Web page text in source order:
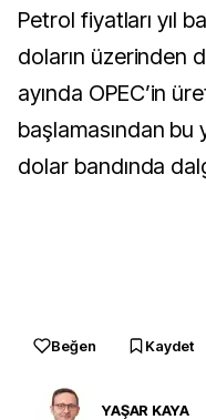
Petrol fiyatları yıl
doların üzerinden
ayında OPEC’in
başlamasından
dolar bandında
Beğen Kaydet
YAŞAR KAYA